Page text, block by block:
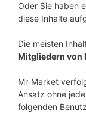
Oder Sie haben
diese Inhalte
Die meisten
Mitgliedern von
Mr-Market
Ansatz ohne
folgenden